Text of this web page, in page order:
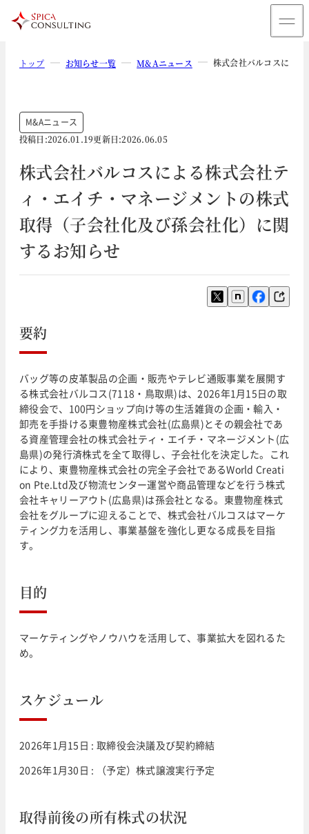
トップ お知らせ一覧 M&Aニュース 株式会社バルコスによ
M&Aニュース
投稿日:2026.01.19更新日:2026.06.05
株式会社バルコスによる株式会社テ
ィ・エイチ・マネージメントの株式
取得（子会社化及び孫会社化）に関
するお知らせ
要約
バッグ等の皮革製品の企画・販売やテレビ通販事業を展開す
る株式会社バルコス(7118・鳥取県)は、2026年1月15日の取
締役会で、100円ショップ向け等の生活雑貨の企画・輸入・
卸売を手掛ける東豊物産株式会社(広島県)とその親会社であ
る資産管理会社の株式会社ティ・エイチ・マネージメント(広
島県)の発行済株式を全て取得し、子会社化を決定した。これ
により、東豊物産株式会社の完全子会社であるWorld Creati
on Pte.Ltd及び物流センター運営や商品管理などを行う株式
会社キャリーアウト(広島県)は孫会社となる。東豊物産株式
会社をグループに迎えることで、株式会社バルコスはマーケ
ティング力を活用し、事業基盤を強化し更なる成長を目指
す。
目的
マーケティングやノウハウを活用して、事業拡大を図れるた
め。
スケジュール
2026年1月15日 : 取締役会決議及び契約締結
2026年1月30日 : （予定）株式譲渡実行予定
取得前後の所有株式の状況